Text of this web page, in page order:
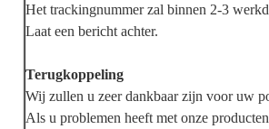
Het trackingnummer zal binnen 2-3
Laat een bericht achter.
Terugkoppeling
Wij zullen u zeer dankbaar zijn voor uw
Als u problemen heeft met onze